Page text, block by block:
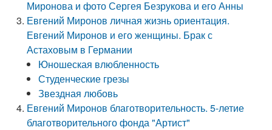
Миронова и фото Сергея Безрукова и его Анны
Евгений Миронов личная жизнь ориентация.
Евгений Миронов и его женщины. Брак с
Астаховым в Германии
Юношеская влюбленность
Студенческие грезы
Звездная любовь
Евгений Миронов благотворительность. 5-летие
благотворительного фонда "Артист"